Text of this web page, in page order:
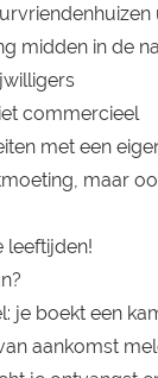
midden in de
commercieel
met een
maar
leeftijden!
je boekt een
aankomst